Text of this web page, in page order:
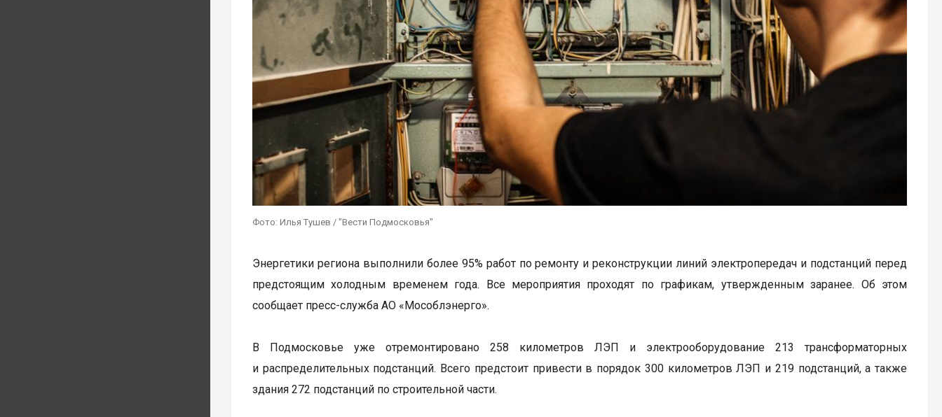
Фото: Илья Тушев / "Вести Подмосковья"
Энергетики региона выполнили более 95% работ по ремонту и реконструкции линий электропередач и подстанций перед
предстоящим холодным временем года. Все мероприятия проходят по графикам, утвержденным заранее. Об этом
сообщает пресс-служба АО «Мособлэнерго».
В Подмосковье уже отремонтировано 258 километров ЛЭП и электрооборудование 213 трансформаторных
и распределительных подстанций. Всего предстоит привести в порядок 300 километров ЛЭП и 219 подстанций, а также
здания 272 подстанций по строительной части.